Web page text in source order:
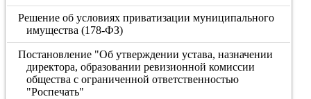
Решение об условиях приватизации муниципального
имущества (178-ФЗ)
Постановление "Об утверждении устава, назначении
директора, образовании ревизионной комиссии
общества с ограниченной ответственностью
"Роспечать"